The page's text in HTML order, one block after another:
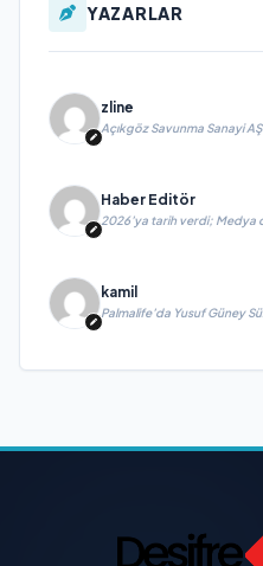
YAZARLAR
zline
Açıkgöz Savunma Sanayi
Haber Editör
2026’ya tarih verdi; Medya
kamil
Palmalife’da Yusuf Güney